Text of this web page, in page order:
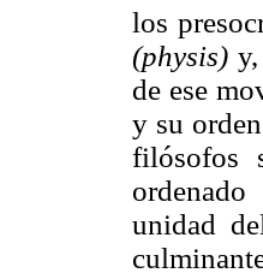
los
(physis)
de ese
y su
filósofos
ordenado
unidad